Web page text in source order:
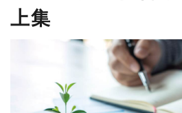
上集